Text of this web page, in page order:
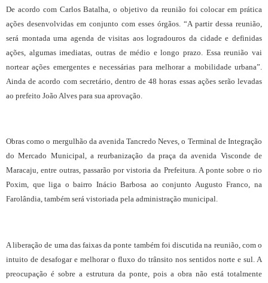
De acordo com Carlos Batalha, o objetivo da reunião foi colocar em prática
ações desenvolvidas em conjunto com esses órgãos. “A partir dessa reunião,
será montada uma agenda de visitas aos logradouros da cidade e definidas
ações, algumas imediatas, outras de médio e longo prazo. Essa reunião vai
nortear ações emergentes e necessárias para melhorar a mobilidade urbana”.
Ainda de acordo com secretário, dentro de 48 horas essas ações serão levadas
ao prefeito João Alves para sua aprovação.
Obras como o mergulhão da avenida Tancredo Neves, o Terminal de Integração
do Mercado Municipal, a reurbanização da praça da avenida Visconde de
Maracaju, entre outras, passarão por vistoria da Prefeitura. A ponte sobre o rio
Poxim, que liga o bairro Inácio Barbosa ao conjunto Augusto Franco, na
Farolândia, também será vistoriada pela administração municipal.
A liberação de uma das faixas da ponte também foi discutida na reunião, com o
intuito de desafogar e melhorar o fluxo do trânsito nos sentidos norte e sul. A
preocupação é sobre a estrutura da ponte, pois a obra não está totalmente